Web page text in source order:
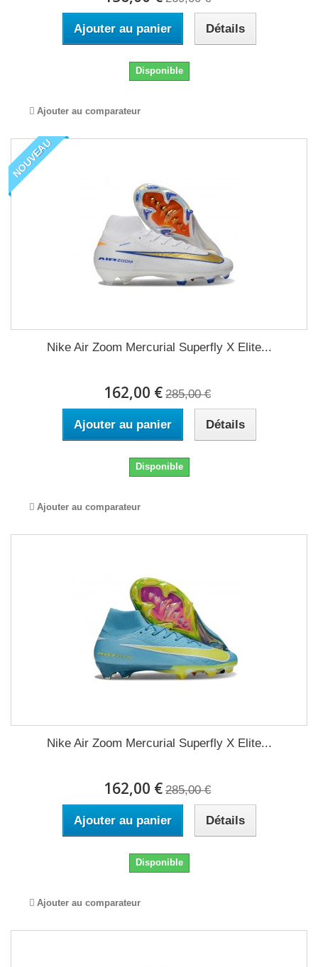
Ajouter au panier Détails
Disponible
Ajouter au comparateur
NOUVEAU
Nike Air Zoom Mercurial Superfly X Elite...
162,00 € 285,00 €
Ajouter au panier Détails
Disponible
Ajouter au comparateur
Nike Air Zoom Mercurial Superfly X Elite...
162,00 € 285,00 €
Ajouter au panier Détails
Disponible
Ajouter au comparateur